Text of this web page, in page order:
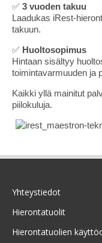
✅ 3 vuoden takuu
Laadukas iRest-
takuun.
✅ Huoltosopimus
Hintaan sisältyy
toimintavarmuuden ja
Kaikki yllä mainitut
piilokuluja.
Yhteystiedot
Hierontatuolit
Hierontatuolien